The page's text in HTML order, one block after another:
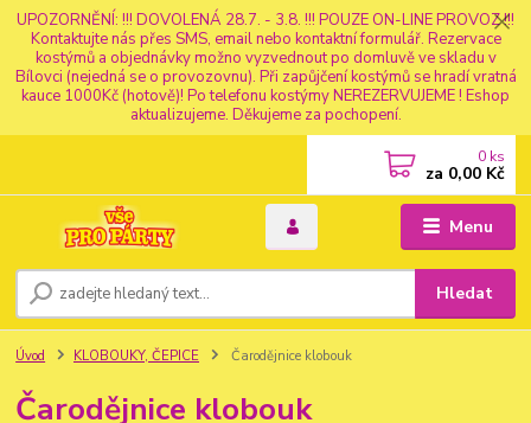
UPOZORNĚNÍ: !!! DOVOLENÁ 28.7. - 3.8. !!! POUZE ON-LINE PROVOZ !!!
Kontaktujte nás přes SMS, email nebo kontaktní formulář. Rezervace
kostýmů a objednávky možno vyzvednout po domluvě ve skladu v
Bílovci (nejedná se o provozovnu). Při zapůjčení kostýmů se hradí vratná
kauce 1000Kč (hotově)! Po telefonu kostýmy NEREZERVUJEME ! Eshop
aktualizujeme. Děkujeme za pochopení.
Menu
Hledat
0 ks
za 0,00 Kč
Úvod KLOBOUKY, ČEPICE Čarodějnice klobouk
Čarodějnice klobouk